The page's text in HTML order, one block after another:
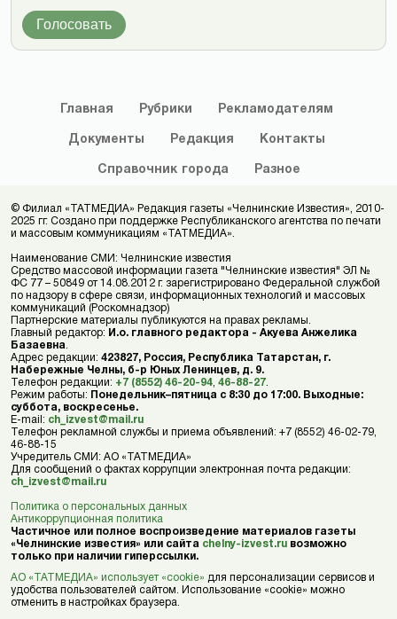
Голосовать
Главная Рубрики Рекламодателям
Документы Редакция Контакты
Справочник города Разное
© Филиал «ТАТМЕДИА» Редакция газеты «Челнинские Известия», 2010-
2025 гг. Создано при поддержке Республиканского агентства по печати
и массовым коммуникациям «ТАТМЕДИА».
Наименование СМИ: Челнинские известия
Средство массовой информации газета "Челнинские известия" ЭЛ №
ФС 77 – 50849 от 14.08.2012 г. зарегистрировано Федеральной службой
по надзору в сфере связи, информационных технологий и массовых
коммуникаций (Роскомнадзор)
Партнерские материалы публикуются на правах рекламы.
Главный редактор: И.о. главного редактора - Акуева Анжелика
Базаевна
Адрес редакции: 423827, Россия, Республика Татарстан, г.
Набережные Челны, б-р Юных Ленинцев, д. 9.
Телефон редакции: +7 (8552) 46-20-94 46-88-27
Режим работы: Понедельник–пятница с 8:30 до 17:00. Выходные:
суббота, воскресенье.
E-mail: ch_izvest@mail.ru
Телефон рекламной службы и приема объявлений: +7 (8552) 46-02-79,
46-88-15
Учредитель СМИ: АО «ТАТМЕДИА»
Для сообщений о фактах коррупции электронная почта редакции:
ch_izvest@mail.ru
Политика о персональных данных
Антикоррупционная политика
Частичное или полное воспроизведение материалов газеты
«Челнинские известия» или сайта chelny-izvest.ru возможно
только при наличии гиперссылки.
АО «ТАТМЕДИА» использует «cookie» для персонализации сервисов и
удобства пользователей сайтом. Использование «cookie» можно
отменить в настройках браузера.